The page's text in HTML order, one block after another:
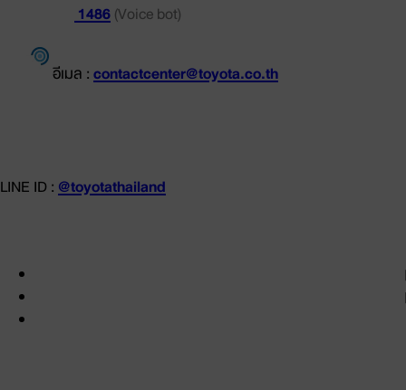
1486(Voice bot)
อีเมล :contactcenter@toyota.co.th
LINE ID :@toyotathailand